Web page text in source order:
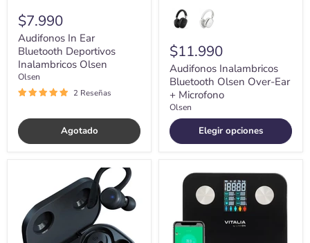
$7.990
Audifonos In Ear
Bluetooth Deportivos
Inalambricos Olsen
Olsen
2 Reseñas
Agotado
$11.990
Audifonos Inalambricos
Bluetooth Olsen Over-Ear
+ Microfono
Olsen
Elegir opciones
Inalambricos
Bluetooth
Estuche
Recarga
Balanza
Pesa
App
Inteligente